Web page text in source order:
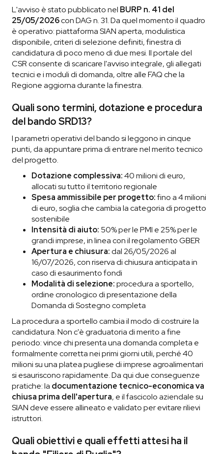
L'avviso è stato pubblicato nel BURP n. 41 del
25/05/2026con DAG n. 31. Da quel momento il quadro
è operativo: piattaforma SIAN aperta, modulistica
disponibile, criteri di selezione definiti, finestra di
candidatura di poco meno di due mesi. Il portale del
CSR consente di scaricare l'avviso integrale, gli allegati
tecnici e i moduli di domanda, oltre alle FAQ che la
Regione aggiorna durante la finestra.
Quali sono termini, dotazione e procedura
del bando SRD13?
I parametri operativi del bando si leggono in cinque
punti, da appuntare prima di entrare nel merito tecnico
del progetto.
Dotazione complessiva:40 milioni di euro,
allocati su tutto il territorio regionale
Spesa ammissibile per progetto:fino a 4 milioni
di euro, soglia che cambia la categoria di progetto
sostenibile
Intensità di aiuto: 50% per le PMI e 25% per le
grandi imprese, in linea con il regolamento GBER
Apertura e chiusura:dal 26/05/2026 al
16/07/2026, con riserva di chiusura anticipata in
caso di esaurimento fondi
Modalità di selezione:procedura a sportello,
ordine cronologico di presentazione della
Domanda di Sostegno completa
La procedura a sportello cambia il modo di costruire la
candidatura. Non c'è graduatoria di merito a fine
periodo: vince chi presenta una domanda completa e
formalmente corretta nei primi giorni utili, perché 40
milioni su una platea pugliese di imprese agroalimentari
si esauriscono rapidamente. Da qui due conseguenze
pratiche: la documentazione tecnico-economica va
chiusa prima dell'apertura, e il fascicolo aziendale su
SIAN deve essere allineato e validato per evitare rilievi
istruttori.
Quali obiettivi e quali effetti attesi ha il